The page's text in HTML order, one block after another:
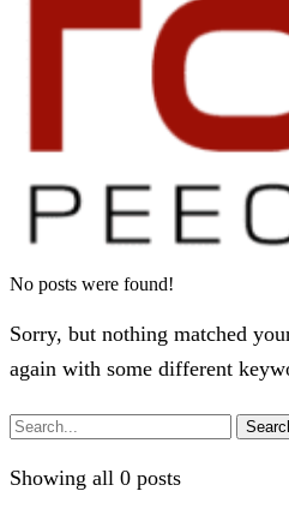
No posts were found!
Sorry, but nothing matched
again with some different
Showing all 0 posts